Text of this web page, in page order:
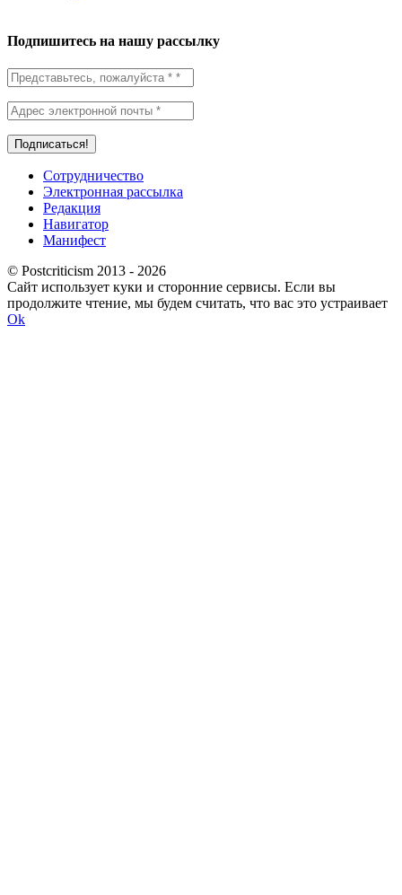
Подпишитесь на нашу рассылку
Сотрудничество
Электронная рассылка
Редакция
Навигатор
Манифест
© Postcriticism 2013 - 2026
Сайт использует куки и сторонние сервисы. Если вы
продолжите чтение, мы будем считать, что вас это устраивает
Ok